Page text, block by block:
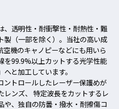
、透明性・耐衝撃性・耐熱性・難
製（一部を除く）。当社の高い成
機のキャノピーなどにも用いら
を99.9%以上カットする光学性能
と加工しています。
ントロールしたレーザー保護めが
レンズ、 特定波長をカットするレ
や、独自の防曇・撥水・耐擦傷コ